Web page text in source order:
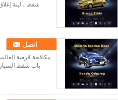
شفط ، لينة
اتصل
مكافحة قرصة
باب شفط